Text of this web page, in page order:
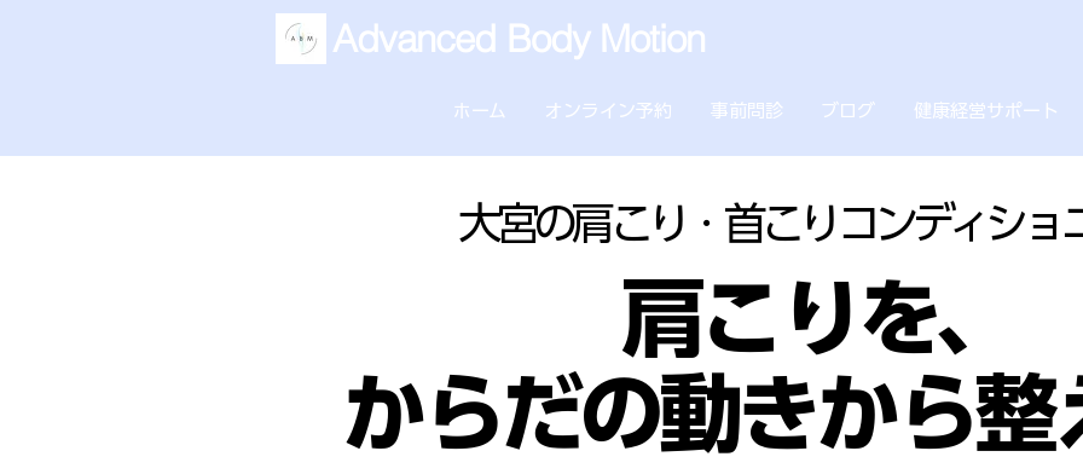
ホーム オンライン予約 事前問診 ブログ 健康経営サポート
Advanced Body Motion
大宮の肩こり・首こりコンディショ
肩こりを、
からだの動きから整